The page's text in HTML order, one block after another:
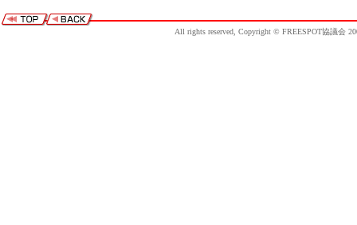
All rights reserved, Copyright © FREESPOT協議会